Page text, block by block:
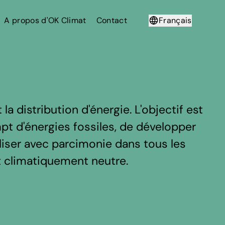
A propos d'OK Climat Contact
Français
distribution d'énergie. L'objectif est
d'énergies fossiles, de développer
avec parcimonie dans tous les
climatiquement neutre.